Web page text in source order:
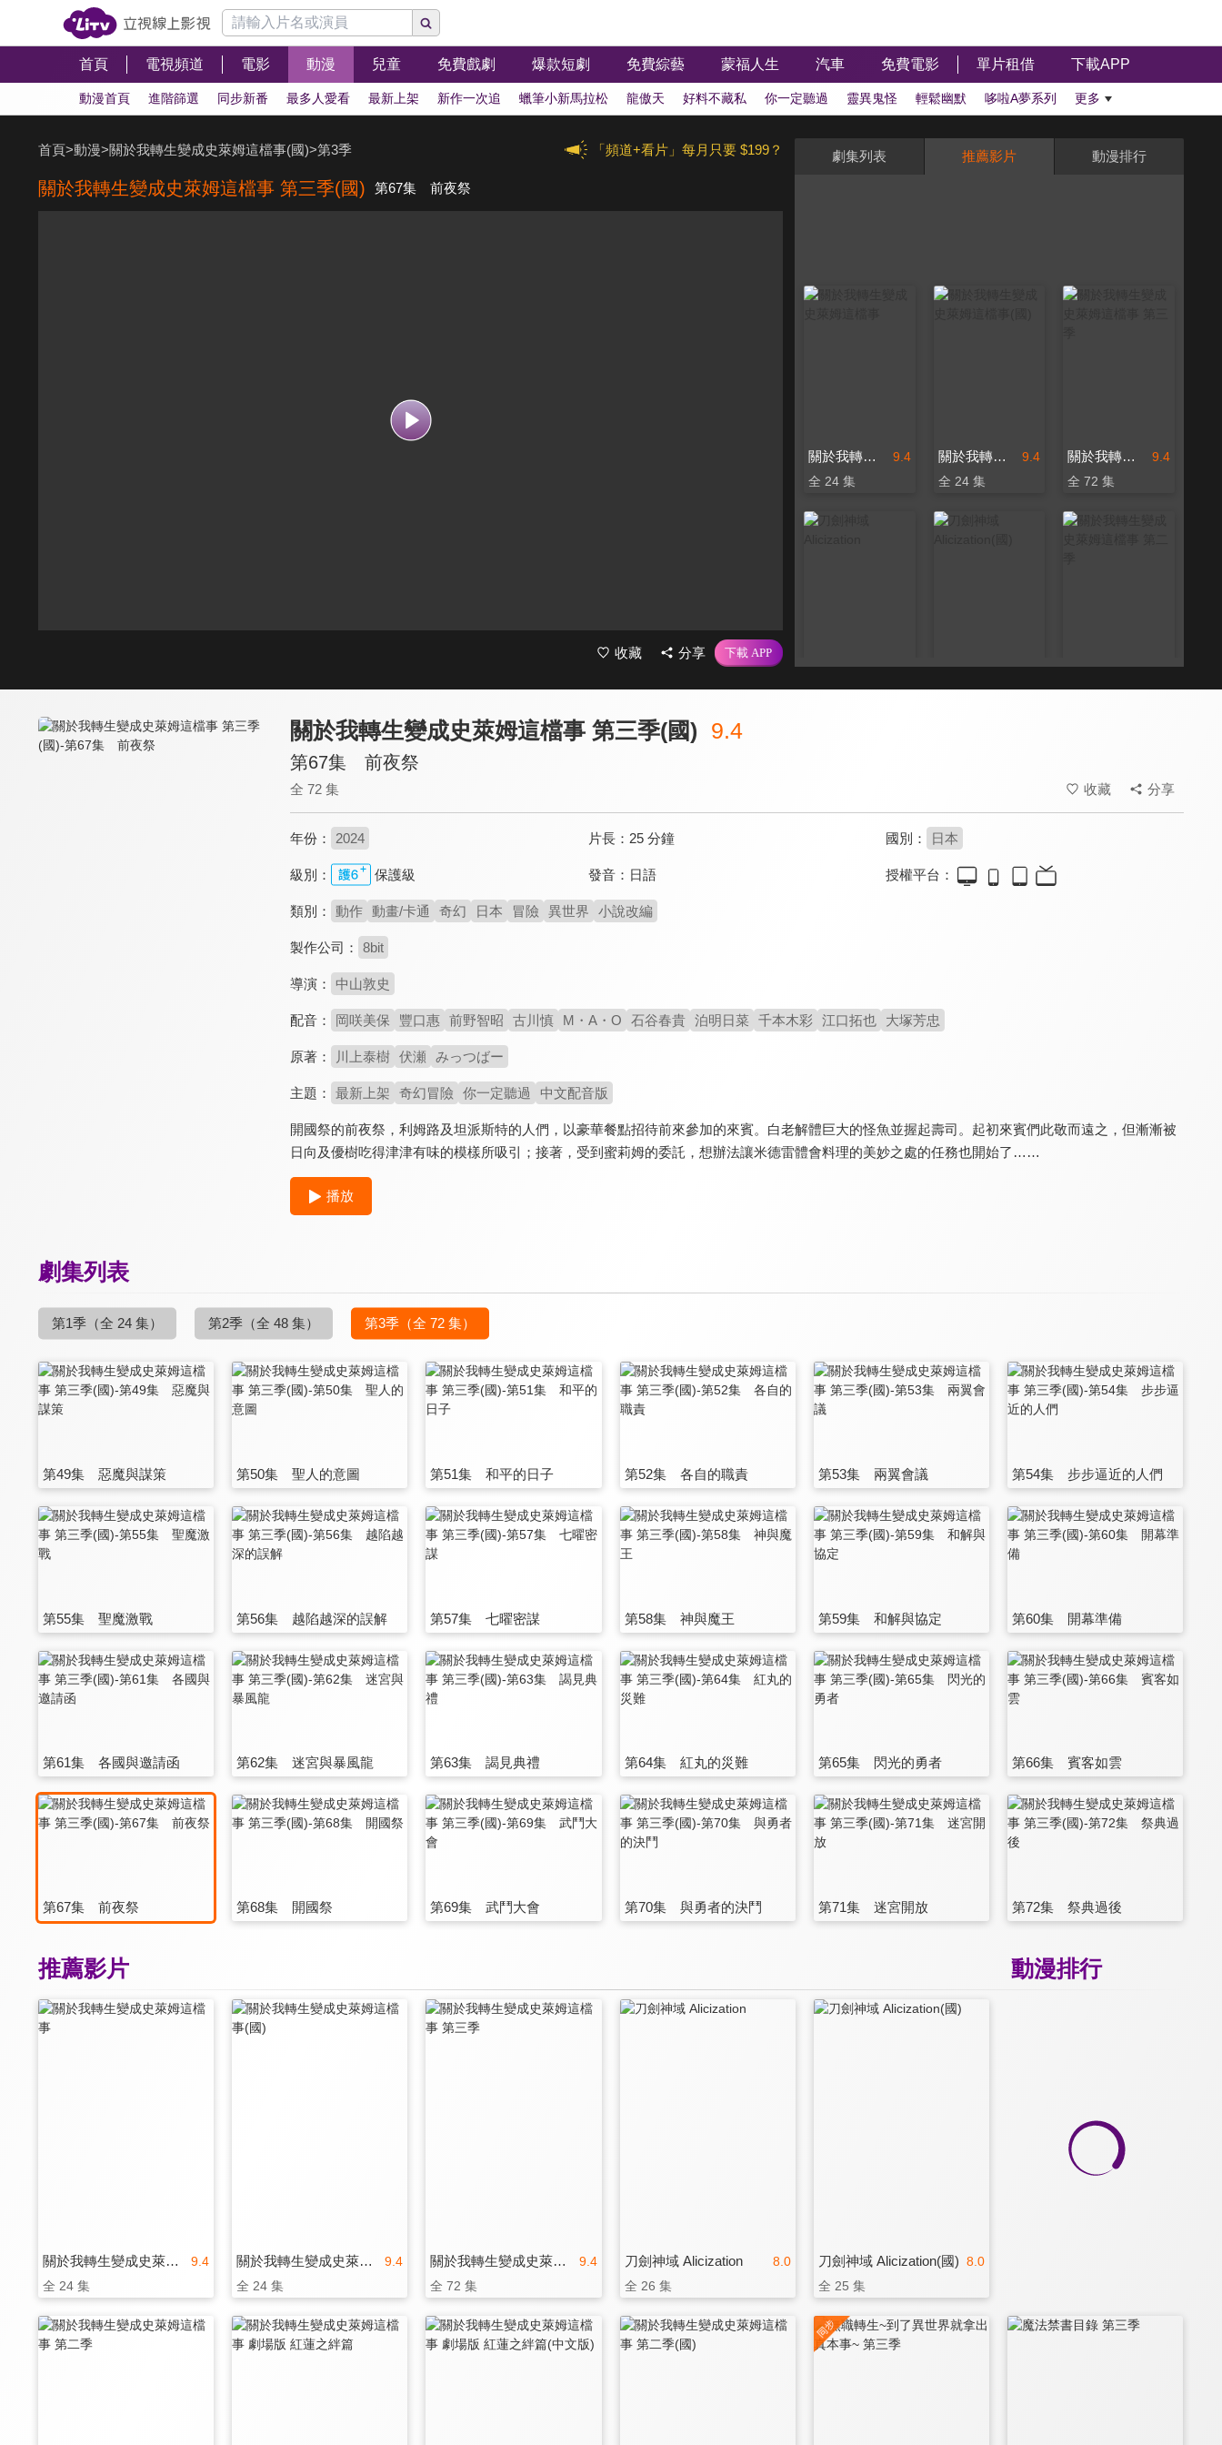
首頁 電視頻道 電影 動漫 兒童 免費戲劇 爆款短劇 免費綜藝 蒙福人生 汽車 免費電影 單片租借 下載APP
動漫首頁 進階篩選 同步新番 最多人愛看 最新上架 新作一次追 蠟筆小新馬拉松 龍傲天 好料不藏私 你一定聽過 靈異鬼怪 輕鬆幽默 哆啦A夢系列 更多
「頻道+看片」每月只要 $199？
首頁>動漫>關於我轉生變成史萊姆這檔事(國)>第3季
關於我轉生變成史萊姆這檔事 第三季(國) 第67集 前夜祭
收藏 分享
劇集列表 推薦影片 動漫排行
9.4
關於我轉生變成史萊姆這檔事
全 24 集
9.4
關於我轉生變成史萊姆這檔事(國)
全 24 集
9.4
關於我轉生變成史萊姆這檔事 第三季
全 72 集
8.7
無職轉生~到了異世界就拿出真本事~ 第三季
更新至第 6 集
8.0
魔法禁書目錄 第三季
全 26 集
8.0
秒殺外掛太強了，異世界的傢伙們根本就不是對手。
關於我轉生變成史萊姆這檔事 第三季(國) 9.4
第67集 前夜祭
全 72 集 收藏 分享
年份： 2024 片長： 25 分鐘 國別： 日本
級別： 保護級 發音： 日語 授權平台：
類別： 動作 動畫/卡通 奇幻 日本 冒險 異世界 小說改編
製作公司： 8bit
導演： 中山敦史
配音： 岡咲美保 豐口惠 前野智昭 古川慎 M・A・O 石谷春貴 泊明日菜 千本木彩 江口拓也 大塚芳忠
原著： 川上泰樹 伏瀬 みっつばー
主題： 最新上架 奇幻冒險 你一定聽過 中文配音版
開國祭的前夜祭，利姆路及坦派斯特的人們，以豪華餐點招待前來參加的來賓。白老解體巨大的怪魚並握起壽司。起初來賓們此敬而遠之，但漸漸被
日向及優樹吃得津津有味的模樣所吸引；接著，受到蜜莉姆的委託，想辦法讓米德雷體會料理的美妙之處的任務也開始了……
播放
劇集列表
第1季 （全 24 集） 第2季 （全 48 集） 第3季 （全 72 集）
第49集 惡魔與謀策 第50集 聖人的意圖 第51集 和平的日子 第52集 各自的職責 第53集 兩翼會議 第54集 步步逼近的人們
第55集 聖魔激戰 第56集 越陷越深的誤解 第57集 七曜密謀 第58集 神與魔王 第59集 和解與協定 第60集 開幕準備
第61集 各國與邀請函 第62集 迷宮與暴風龍 第63集 謁見典禮 第64集 紅丸的災難 第65集 閃光的勇者 第66集 賓客如雲
第67集 前夜祭 第68集 開國祭 第69集 武鬥大會 第70集 與勇者的決鬥 第71集 迷宮開放 第72集 祭典過後
動漫排行
推薦影片
9.4
關於我轉生變成史萊姆這檔事
全 24 集
9.4
關於我轉生變成史萊姆這檔事(國)
全 24 集
9.4
關於我轉生變成史萊姆這檔事 第三季
全 72 集
8.0
刀劍神域 Alicization
全 26 集
8.0
刀劍神域 Alicization(國)
全 25 集